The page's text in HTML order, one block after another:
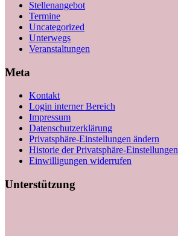
Stellenangebot
Termine
Uncategorized
Unterwegs
Veranstaltungen
Meta
Kontakt
Login interner Bereich
Impressum
Datenschutzerklärung
Privatsphäre-Einstellungen ändern
Historie der Privatsphäre-Einstellungen
Einwilligungen widerrufen
Unterstützung